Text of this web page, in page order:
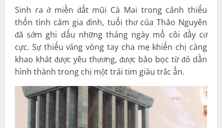
Sinh ra ở miền đất mũi Cà Mai trong cảnh thiếu
thốn tình cảm gia đình, tuổi thơ của Thảo Nguyên
đã sớm ghi dấu những tháng ngày mồ côi đầy cơ
cực. Sự thiếu vắng vòng tay cha mẹ khiến chị càng
khao khát được yêu thương, được bảo bọc từ đó dần
hình thành trong chị một trái tim giàu trắc ẩn.